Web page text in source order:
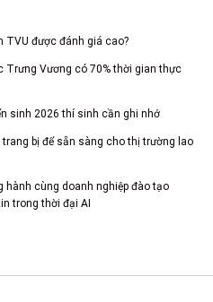
TVU được đánh giá cao?
Vương có 70% thời gian thực
sinh 2026 thí sinh cần ghi nhớ
bị để sẵn sàng cho thị trường lao
cùng doanh nghiệp đào tạo
trong thời đại AI